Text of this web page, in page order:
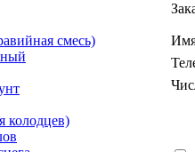
смесь)
колодцев)